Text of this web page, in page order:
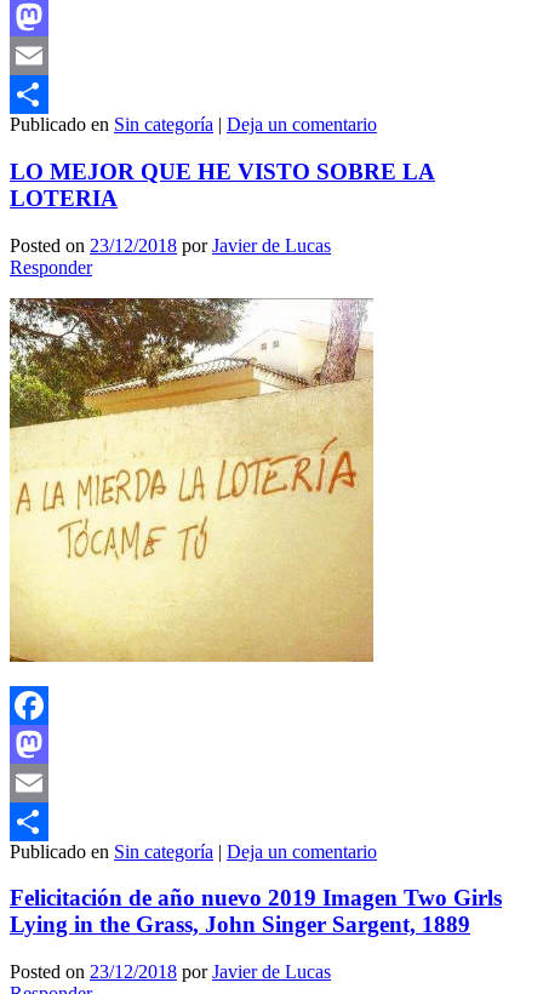
Facebook
Mastodon
Email
Compartir
Publicado en Sin categoría | Deja un comentario
LO MEJOR QUE HE VISTO SOBRE LA
LOTERIA
Posted on 23/12/2018 porJavier de Lucas
Responder
Facebook
Mastodon
Email
Compartir
Publicado en Sin categoría | Deja un comentario
Felicitación de año nuevo 2019 Imagen Two Girls
Lying in the Grass, John Singer Sargent, 1889
Posted on 23/12/2018 porJavier de Lucas